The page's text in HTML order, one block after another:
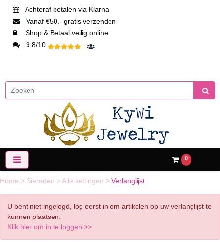
Achteraf betalen via Klarna
Vanaf €50,- gratis verzenden
Shop & Betaal veilig online
9.8/10
0
Home > Sieraden >Alle kettingen > Verlanglijst
U bent niet ingelogd, log eerst in om artikelen op uw verlanglijst te
kunnen plaatsen.
Klik hier om in te loggen >>